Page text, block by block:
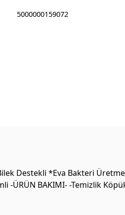
5000000159072
Destekli *Eva Bakteri
-ÜRÜN BAKIMI- -Temizlik